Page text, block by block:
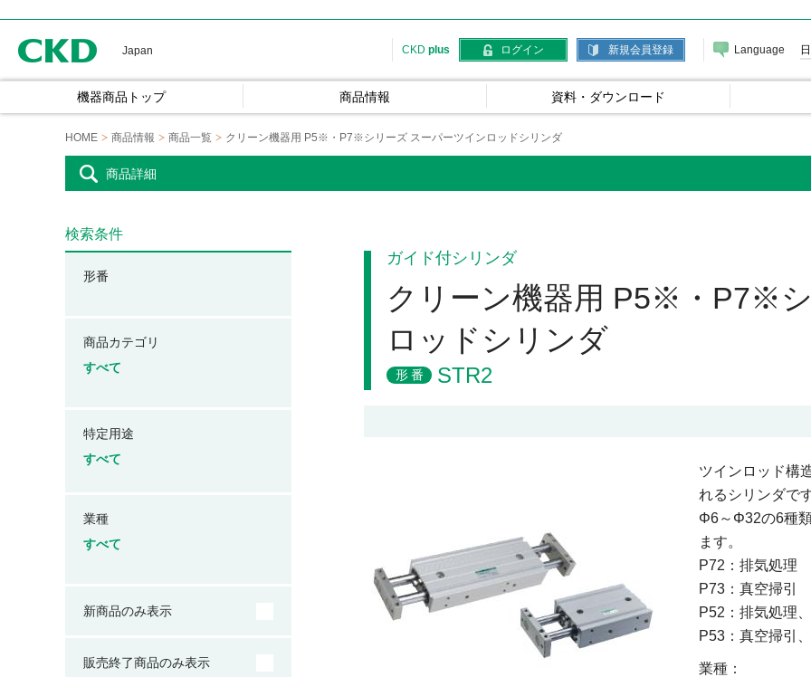
Japan CKD plus ログイン 新規会員登録 Language
機器商品トップ 商品情報 資料・ダウンロード
HOME 商品情報 商品一覧 クリーン機器用 P5※・P7※シリーズ スーパーツインロッドシリンダ
商品詳細
ガイド付シリンダ
クリーン機器用 P5※・P7※
ロッドシリンダ
形番 STR2
ツインロッド構
れるシリンダです
Φ6～Φ32の6種
ます。
P72：排気処理
P73：真空掃引
P52：排気処理
P53：真空掃引
業種
検索条件
形番
商品カテゴリ
すべて
特定用途
すべて
業種
すべて
新商品のみ表示
販売終了商品のみ表示